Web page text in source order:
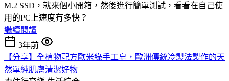
M.2 SSD，就來個小開箱，然後進行簡單測試，看看在自己使
用的PC上速度有多快？
繼續閱讀
3年前
【分享】全植物配方歐米綠手工皂，歐洲傳統冷製法製作的天
然單純肌膚清潔好物